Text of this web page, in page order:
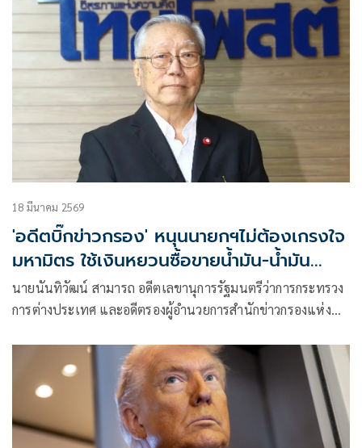
18 มีนาคม 2569
'อดีตบิ๊กข่าวกรอง' หนุนนายกฯไม่ต้องเกรงใจ
มหามิตร ใช้เงินหยวนซื้อขายน้ำมัน-น้ำมัน
รัสเซียมาทดแทน
นายนันทิวัฒน์ สามารถ อดีตเลขานุการรัฐมนตรีว่าการกระทรวง
การต่างประเทศ และอดีตรองผู้อำนวยการสำนักข่าวกรองแห่ง